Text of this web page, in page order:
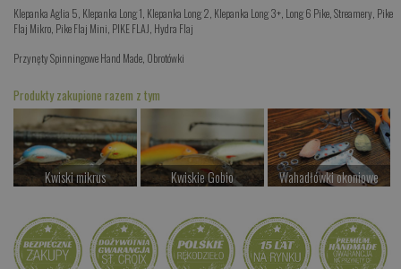
Klepanka Aglia 5 Klepanka Long 1 Klepanka Long 2 Klepanka Long 3+ Long 6 Pike ,Streamery Pike
Flaj Mikro Pike Flaj Mini PIKE FLAJ Hydra Flaj
Przynęty Spinningowe Hand Made Obrotówki
Produkty zakupione razem z tym
Kwiski mikrus
Kup teraz >
Kwiskie Gobio
Kup teraz >
Wahadłówki okoniowe
Kup teraz >
Klepanka Aglia 1